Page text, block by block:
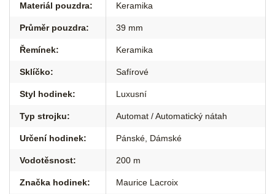
Materiál pouzdra: Keramika
Průměr pouzdra: 39 mm
Řemínek: Keramika
Sklíčko: Safírové
Styl hodinek: Luxusní
Typ strojku: Automat / Automatický nátah
Určení hodinek: Pánské Dámské
Vodotěsnost: 200 m
Značka hodinek: Maurice Lacroix